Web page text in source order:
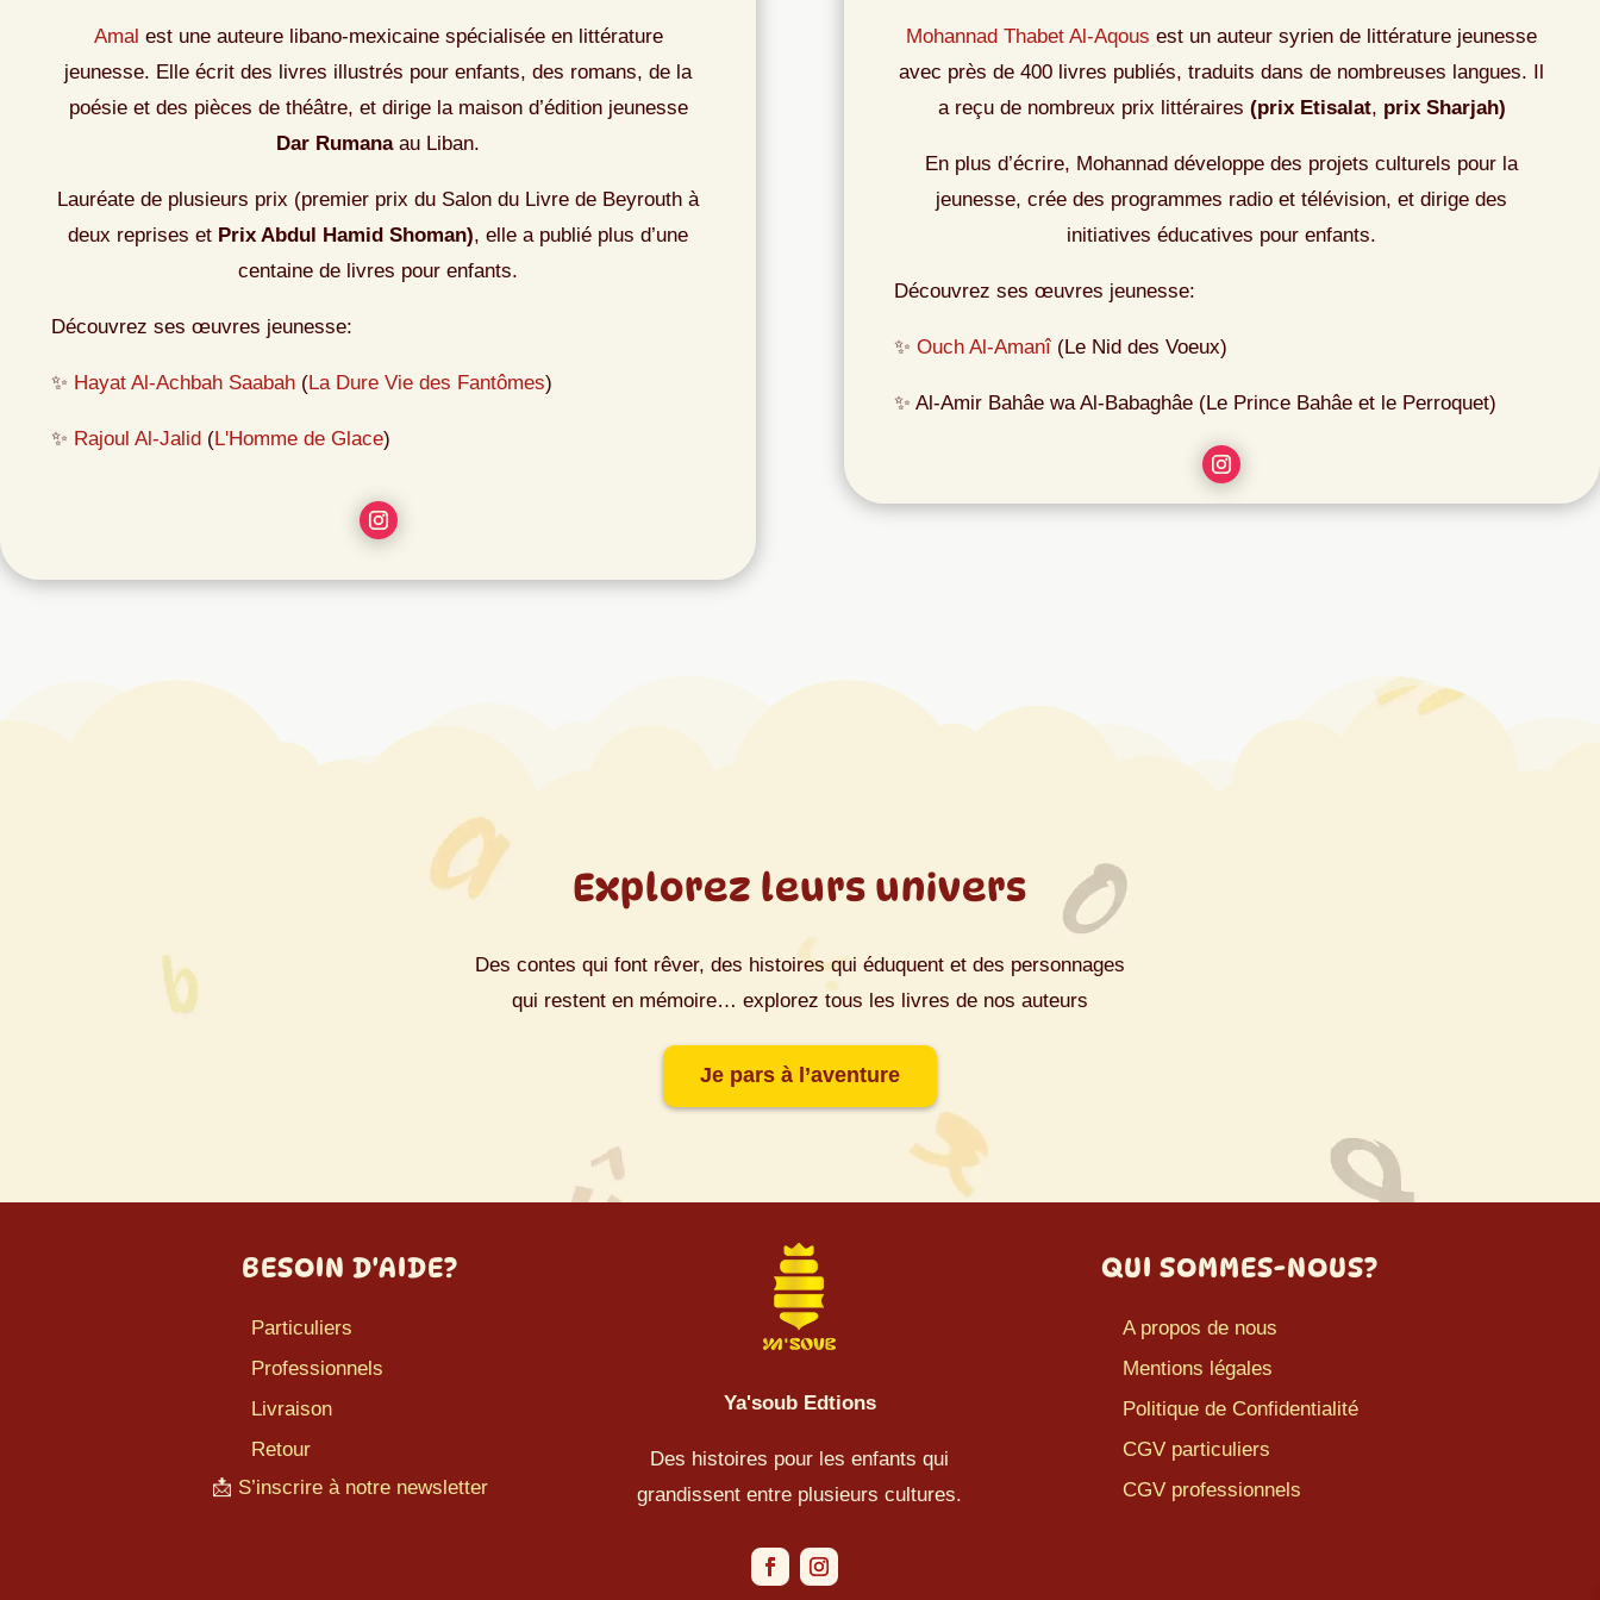
Amal est une auteure libano-mexicaine spécialisée en littérature
jeunesse. Elle écrit des livres illustrés pour enfants, des romans, de la
poésie et des pièces de théâtre, et dirige la maison d’édition jeunesse
Dar Rumanaau Liban.
Lauréate de plusieurs prix (premier prix du Salon du Livre de Beyrouth à
deux reprises et Prix Abdul Hamid Shoman), elle a publié plus d’une
centaine de livres pour enfants.
Découvrez ses œuvres jeunesse:
✨ Hayat Al-Achbah Saabah(La Dure Vie des Fantômes)
✨ Rajoul Al-Jalid (L'Homme de Glace)
Mohannad Thabet Al-Aqous est un auteur syrien de littérature jeunesse
avec près de 400 livres publiés, traduits dans de nombreuses langues. Il
a reçu de nombreux prix littéraires (prix Etisalat, prix Sharjah)
En plus d’écrire, Mohannad développe des projets culturels pour la
jeunesse, crée des programmes radio et télévision, et dirige des
initiatives éducatives pour enfants.
Découvrez ses œuvres jeunesse:
✨Ouch Al-Amanî (Le Nid des Voeux)
✨ Al-Amir Bahâe wa Al-Babaghâe (Le Prince Bahâe et le Perroquet)
Explorez leurs univers
Des contes qui font rêver, des histoires qui éduquent et des personnages
qui restent en mémoire… explorez tous les livres de nos auteurs
Je pars à l’aventure
BESOIN D'AIDE?
Particuliers
Professionnels
Livraison
Retour
📩 S’inscrire à notre newsletter
Ya'soub Edtions
Des histoires pour les enfants qui
grandissent entre plusieurs cultures.
QUI SOMMES-NOUS?
A propos de nous
Mentions légales
Politique de Confidentialité
CGV particuliers
CGV professionnels